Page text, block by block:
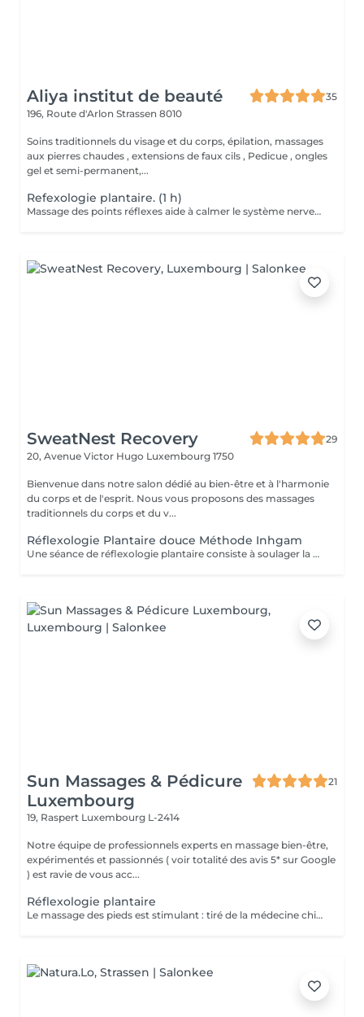
Aliya institut de beauté
35
196, Route d'Arlon Strassen 8010
Soins traditionnels du visage et du corps, épilation, massages
aux pierres chaudes , extensions de faux cils , Pedicue , ongles
gel et semi-permanent,...
Refexologie plantaire. (1 h)
Massage des points réflexes aide à calmer le système nerveux et favorise une profonde détente Effets: -s'endormir plus facilement -réduire les réveil nocturnes -Atténue les maux de tête, les tensions musculaires, les douleurs liées au stress -Elimine les toxines -Réduit la sensation de jambes lourdes -Stimule la digestion, le système immunitaire ainsi que l'équilibre hormonal Les effets varient selon les personnes et les besoins à traiter A faire seul, en cure ou avec un soin "énergétique Lahochi"
SweatNest Recovery
29
20, Avenue Victor Hugo Luxembourg 1750
Bienvenue dans notre salon dédié au bien-être et à l'harmonie
du corps et de l'esprit. Nous vous proposons des massages
traditionnels du corps et du v...
Réflexologie Plantaire douce Méthode Inhgam
Une séance de réflexologie plantaire consiste à soulager la personne en traitant les déséquilibres du corps, grâce à des pressions manuelles exercées sur les zones dites "réflexes" des pieds. Elle réduit les manifestations du stress, libère les blocages, élimine les toxines de l'organisme, améliore la vitalité. Cette technique manuelle rééquilibre le corps et tente de normaliser tous les systèmes de l'organisme. Malgré les bienfaits de la réflexologie, il faut garder à l'esprit que cette discipline, comme toutes celles de médecine douce ne peuvent en aucun cas se substituer à un traitement ou à un avis médical. Cette technique ne peut pas être considérée non plus comme une méthode du diagnostic. La réflexologie plantaire est une méthode naturelle de relaxation et une réelle source de bien-être, à effet bénéfique pour la santé, tant physiquement que mentalement. La réflexologie est une méthode douce, naturelle et généralement bien tolérée, mais comme tout soin, elle présente certaines contre-indications à respecter pour garantir votre sécurité. Elle n'est pas recommandée en cas de phlébite ou de thrombose en cours, de fièvre ou d'infection aiguë, ainsi qu'en présence d'une inflammation importante, d'une blessure récente ou d'une intervention chirurgicale récente sur la zone concernée. La réflexologie est également à éviter chez les personnes souffrant d'épilepsie non stabilisée, de maladies cardiaques graves ou de cancers en phase aiguë sans l'avis d'un médecin. En début de grossesse (premier trimestre), la prudence est de mise : les soins peuvent être proposés avec des adaptations ou différés selon les cas. En cas de grossesse à risque ou de parcours médical complexe, un accord médical peut être demandé avant de commencer les séances.
Sun Massages & Pédicure
Luxembourg
21
19, Raspert Luxembourg L-2414
Notre équipe de professionnels experts en massage bien-être,
expérimentés et passionnés ( voir totalité des avis 5* sur Google
) est ravie de vous acc...
Réflexologie plantaire
Le massage des pieds est stimulant : tiré de la médecine chinoise, la réflexologie plantaire stimule les terminaisons nerveuses toutes reliées à différentes parties du corps. En pratiquant des pressions sur plusieurs zones précises de la voûte plantaire, le masseur stimule la circulation sanguine et favorise le drainage lymphatique. Le massage des pieds est idéal pour soulager l'effet de jambes et pieds lourds. Le massage des pieds est rééquilibrant : il prévient d'éventuels troubles en offrant un meilleur équilibre. La voûte plantaire contient de nombreux points d'acupuncture. En exerçant une pression sur ces points, le masseur agit sur l'énergie du corps. Il peut rétablir un équilibre émotionnel ou un bien-être physiologique. Il favorise la stimulation sanguine et peut libérer certaines énergies en activant la circulation sanguine. Le massage des pieds est relaxant : il permet de lutter efficacement contre les tensions. La pression prolongée sur certaines zones de la voûte plantaire favorise l'évacuation du stress et offre une détente très profonde.